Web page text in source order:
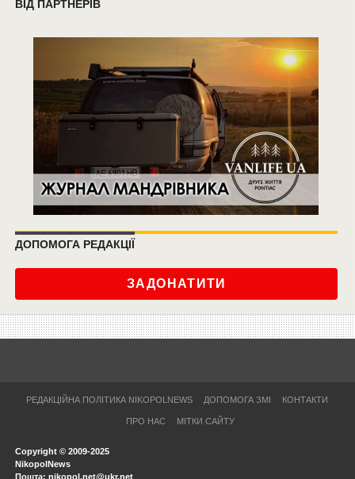
ВІД ПАРТНЕРІВ
ДОПОМОГА РЕДАКЦІЇ
ЗАДОНАТИТИ
РЕДАКЦІЙНА ПОЛІТИКА NIKOPOLNEWS ДОПОМОГА ЗМІ КОНТАКТИ
ПРО НАС МІТКИ САЙТУ
Copyright © 2009-2025
NikopolNews
Пошта: nikopol.net@ukr.net